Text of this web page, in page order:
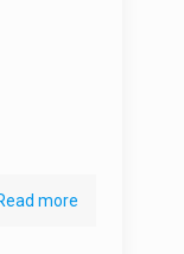
more